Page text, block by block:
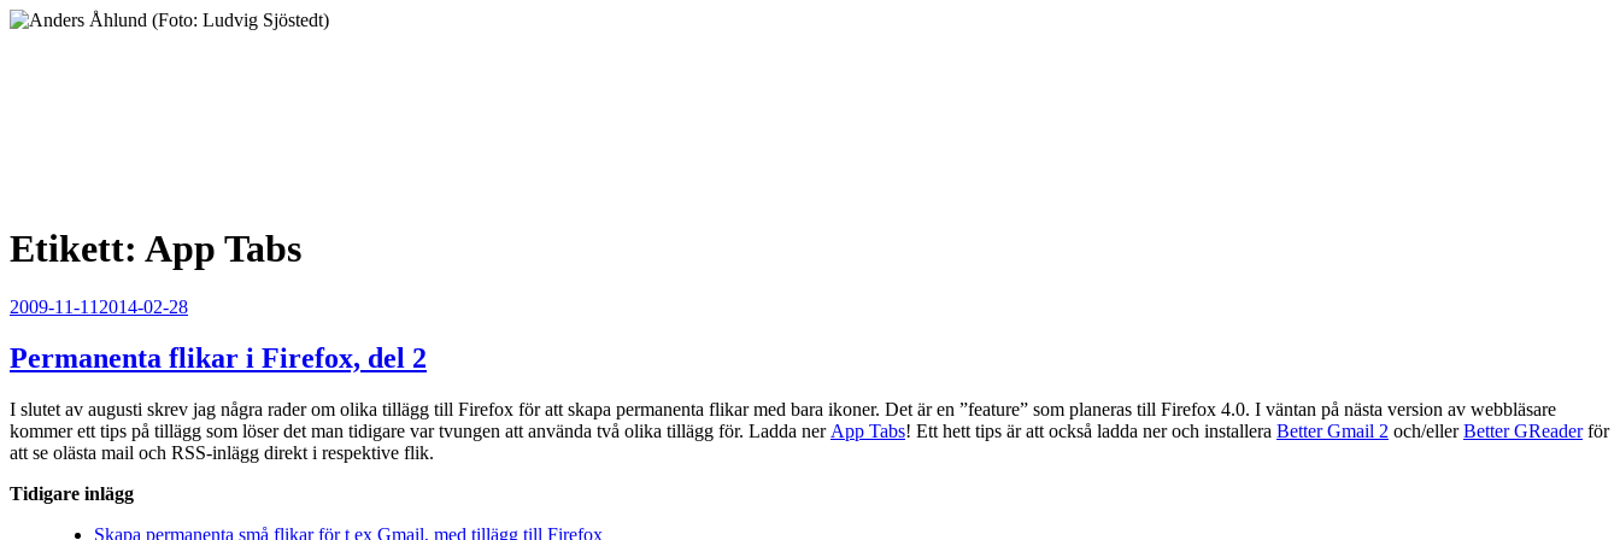
Hoppa
Etikett: App Tabs
Publicerat
2009-11-112014-02-28
Permanenta flikar i Firefox, del 2
I slutet av augusti skrev jag några rader om olika tillägg till Firefox för att skapa permanenta flikar med bara ikoner. Det är en ”feature” som planeras till Firefox 4.0. I väntan på nästa version av webbläsare
kommer ett tips på tillägg som löser det man tidigare var tvungen att använda två olika tillägg för. Ladda ner App Tabs! Ett hett tips är att också ladda ner och installera Better Gmail 2 och/ellerBetter GReaderför
att se olästa mail och RSS-inlägg direkt i respektive flik.
Tidigare inlägg
Skapa permanenta små flikar för t ex Gmail, med tillägg till Firefox